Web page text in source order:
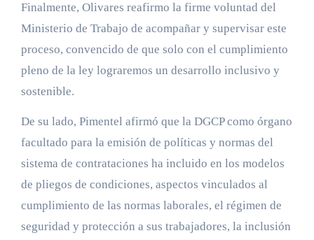
Finalmente, Olivares reafirmo la firme voluntad del
Ministerio de Trabajo de acompañar y supervisar este
proceso, convencido de que solo con el cumplimiento
pleno de la ley lograremos un desarrollo inclusivo y
sostenible.
De su lado, Pimentel afirmó que la DGCP como órgano
facultado para la emisión de políticas y normas del
sistema de contrataciones ha incluido en los modelos
de pliegos de condiciones, aspectos vinculados al
cumplimiento de las normas laborales, el régimen de
seguridad y protección a sus trabajadores, la inclusión